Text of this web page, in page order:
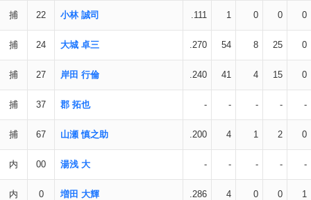
捕 22 小林 誠司 .111 1 0 0 0
捕 24 大城 卓三 .270 54 8 25 0
捕 27 岸田 行倫 .240 41 4 15 0
捕 37 郡 拓也 - - - - -
捕 67 山瀬 慎之助 .200 4 1 2 0
内 00 湯浅 大 - - - - -
内 0 増田 大輝 .286 4 0 0 1